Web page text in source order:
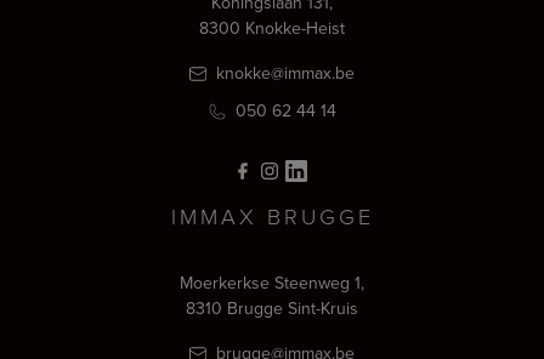
8300 Knokke-Heist
knokke@immax.be
050 62 44 14
IMMAX BRUGGE
Moerkerkse Steenweg 1,
8310 Brugge Sint-Kruis
brugge@immax.be